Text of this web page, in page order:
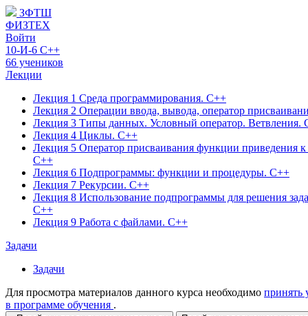
ЗФТШ
ФИЗТЕХ
Войти
10-И-6 C++
66 учеников
Лекции
Лекция 1 Среда программирования. С++
Лекция 2 Операции ввода, вывода, оператор
Лекция 3 Типы данных. Условный оператор. Ветвления.
Лекция 4 Циклы. С++
Лекция 5 Оператор присваивания функции приведения к
С++
Лекция 6 Подпрограммы: функции и процедуры. С++
Лекция 7 Рекурсии. С++
Лекция 8 Использование подпрограммы для решения
С++
Лекция 9 Работа с файлами. С++
Задачи
Задачи
Для просмотра материалов данного курса необходимо принять
в программе обучения .